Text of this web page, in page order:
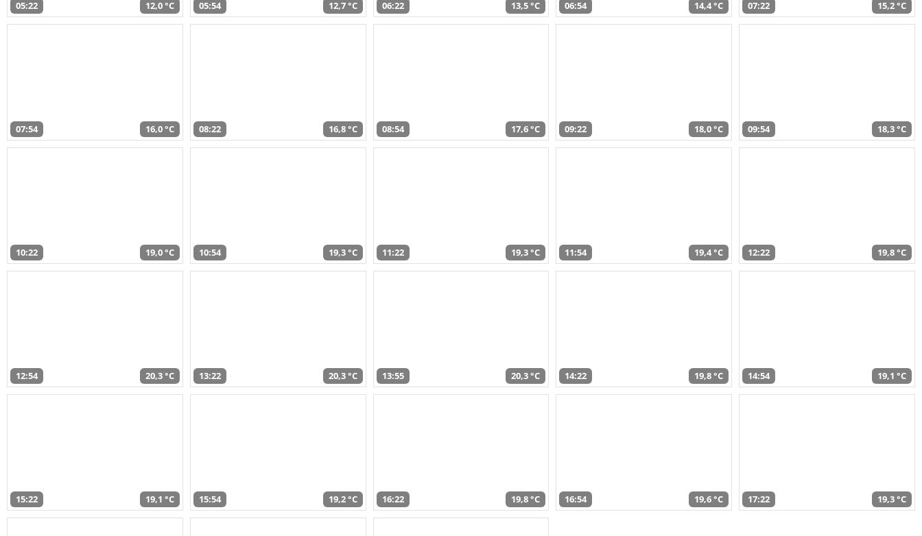
05:22 12,0 °C 05:54 12,7 °C 06:22 13,5 °C 06:54 14,4 °C 07:22 15,2 °C
07:54 16,0 °C 08:22 16,8 °C 08:54 17,6 °C 09:22 18,0 °C 09:54 18,3 °C
10:22 19,0 °C 10:54 19,3 °C 11:22 19,3 °C 11:54 19,4 °C 12:22 19,8 °C
12:54 20,3 °C 13:22 20,3 °C 13:55 20,3 °C 14:22 19,8 °C 14:54 19,1 °C
15:22 19,1 °C 15:54 19,2 °C 16:22 19,8 °C 16:54 19,6 °C 17:22 19,3 °C